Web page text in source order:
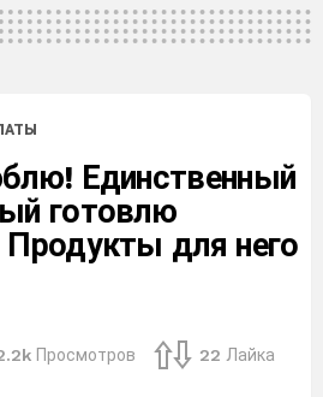
Единственный
готовлю
Продукты для него
Просмотров 22 Лайка